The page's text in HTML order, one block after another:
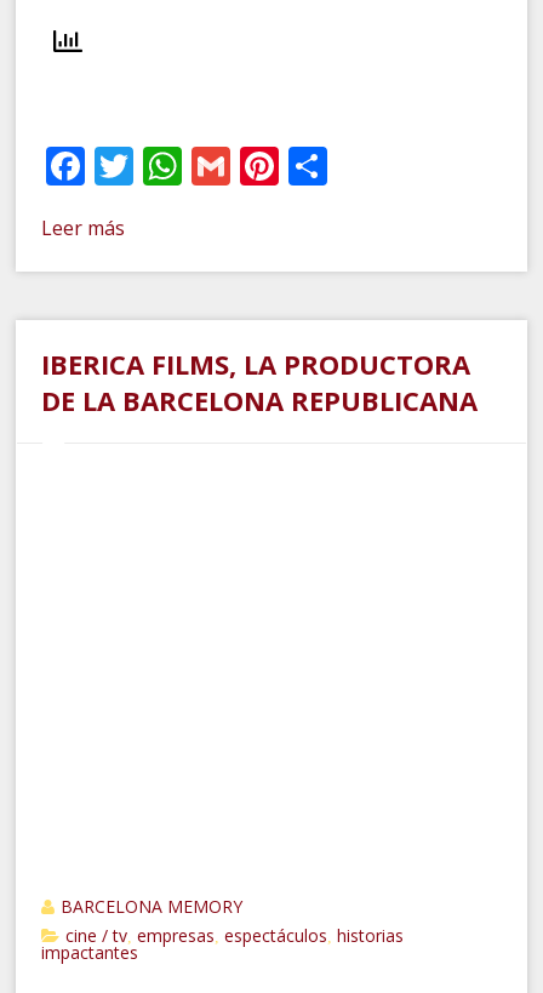
Facebook
Twitter
WhatsApp
GmailPinterest
Leer más
IBERICA FILMS, LA PRODUCTORA
DE LA BARCELONA REPUBLICANA
BARCELONA MEMORY
cine / tv ,empresas ,espectáculos historias
impactantes